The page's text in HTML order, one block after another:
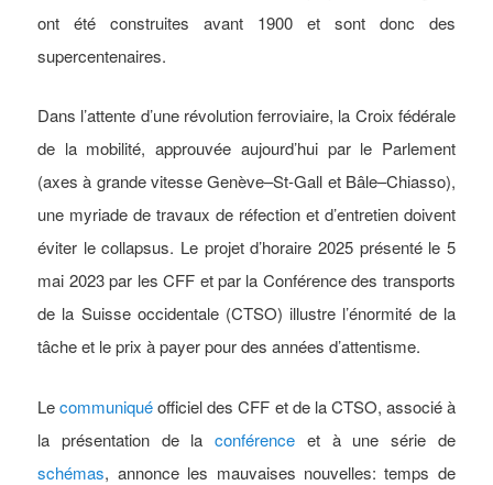
ont été construites avant 1900 et sont donc des
supercentenaires.
Dans l’attente d’une révolution ferroviaire, la Croix fédérale
de la mobilité, approuvée aujourd’hui par le Parlement
(axes à grande vitesse Genève–St-Gall et Bâle–Chiasso),
une myriade de travaux de réfection et d’entretien doivent
éviter le collapsus. Le projet d’horaire 2025 présenté le 5
mai 2023 par les CFF et par la Conférence des transports
de la Suisse occidentale (CTSO) illustre l’énormité de la
tâche et le prix à payer pour des années d’attentisme.
Lecommuniquéofficiel des CFF et de la CTSO, associé à
la présentation de laconférence et à une série de
schémas, annonce les mauvaises nouvelles: temps de